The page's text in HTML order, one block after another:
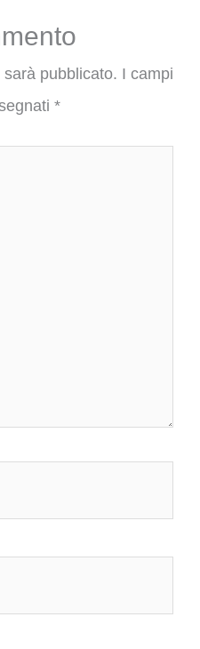
pubblicato. I campi
*